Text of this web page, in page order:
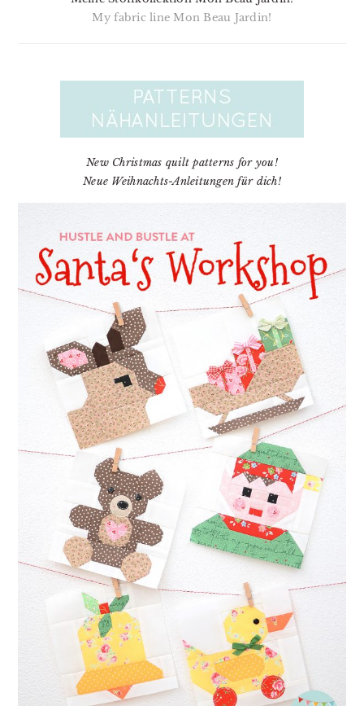
My fabric line Mon Beau Jardin!
New Christmas quilt patterns for you!
Neue Weihnachts-Anleitungen für dich!